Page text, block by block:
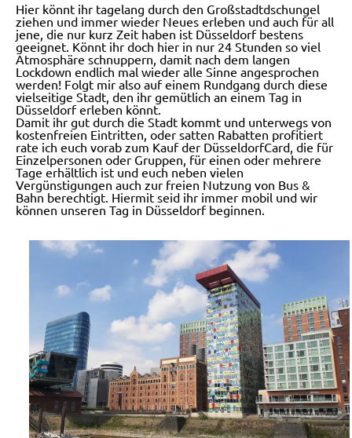
Hier könnt ihr tagelang durch den Großstadtdschungel
ziehen und immer wieder Neues erleben und auch für all
jene, die nur kurz Zeit haben ist Düsseldorf bestens
geeignet. Könnt ihr doch hier in nur 24 Stunden so viel
Atmosphäre schnuppern, damit nach dem langen
Lockdown endlich mal wieder alle Sinne angesprochen
werden! Folgt mir also auf einem Rundgang durch diese
vielseitige Stadt, den ihr gemütlich an einem Tag in
Düsseldorf erleben könnt.
Damit ihr gut durch die Stadt kommt und unterwegs von
kostenfreien Eintritten, oder satten Rabatten profitiert
rate ich euch vorab zum Kauf der DüsseldorfCard, die für
Einzelpersonen oder Gruppen, für einen oder mehrere
Tage erhältlich ist und euch neben vielen
Vergünstigungen auch zur freien Nutzung von Bus &
Bahn berechtigt. Hiermit seid ihr immer mobil und wir
können unseren Tag in Düsseldorf beginnen.